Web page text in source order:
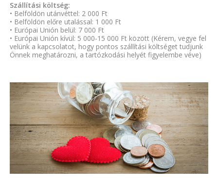
Szállítási költség:
• Belföldön utánvéttel: 2 000 Ft
• Belföldön előre utalással: 1 000 Ft
• Európai Unión belül: 7 000 Ft
• Európai Unión kívül: 5 000-15 000 Ft között (Kérem, vegye fel
velünk a kapcsolatot, hogy pontos szállítási költséget tudjunk
Önnek meghatározni, a tartózkodási helyét figyelembe véve)